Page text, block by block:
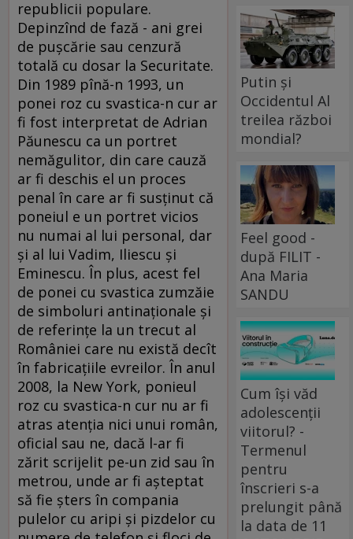
republicii populare.
Depinzînd de fază - ani grei
de puşcărie sau cenzură
totală cu dosar la Securitate.
Din 1989 pînă-n 1993, un
ponei roz cu svastica-n cur ar
fi fost interpretat de Adrian
Păunescu ca un portret
nemăgulitor, din care cauză
ar fi deschis el un proces
penal în care ar fi susţinut că
poneiul e un portret vicios
nu numai al lui personal, dar
şi al lui Vadim, Iliescu şi
Eminescu. În plus, acest fel
de ponei cu svastica zumzăie
de simboluri antinaţionale şi
de referinţe la un trecut al
României care nu există decît
în fabricaţiile evreilor. În anul
2008, la New York, ponieul
roz cu svastica-n cur nu ar fi
atras atenţia nici unui român,
oficial sau ne, dacă l-ar fi
zărit scrijelit pe-un zid sau în
metrou, unde ar fi aşteptat
să fie şters în compania
pulelor cu aripi şi pizdelor cu
Putin și
Occidentul Al
treilea război
mondial?
Feel good -
după FILIT -
Ana Maria
SANDU
Cum își văd
adolescenții
viitorul? -
Termenul
pentru
înscrieri s-a
prelungit până
la data de 11